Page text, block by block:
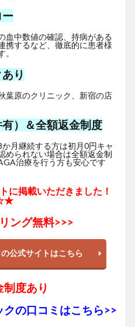
血中数値の確認、持病がある
携するなど、徹底的に患者様
り
葉原のクリニック、新宿の店
）＆全額返金制度
月継続する方は初月0円キャ
められない場合は全額返金制
治療を行う方も安心です
掲載いただきました！
ング無料>>>
公式サイトはこちら
度あり
の口コミはこちら>>